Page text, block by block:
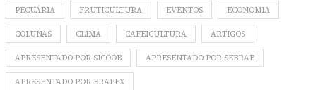
PECUÁRIA FRUTICULTURA EVENTOS ECONOMIA
COLUNAS CLIMA CAFEICULTURA ARTIGOS
APRESENTADO POR SICOOB APRESENTADO POR SEBRAE
APRESENTADO POR BRAPEX